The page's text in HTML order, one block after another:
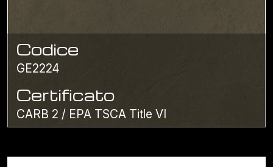
Codice
GE2224
Certificato
CARB 2 / EPA TSCA Title VI